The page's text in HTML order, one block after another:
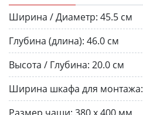
Ширина / Диаметр: 45.5 см
Глубина (длина): 46.0 см
Высота / Глубина: 20.0 см
Ширина шкафа для монтажа: